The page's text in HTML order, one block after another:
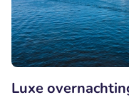
Luxe